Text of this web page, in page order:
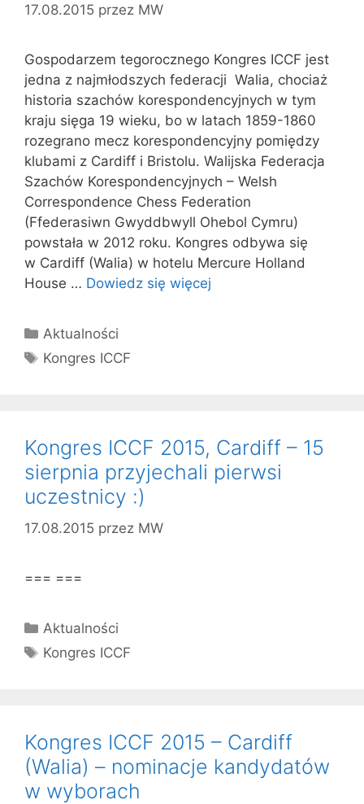
17.08.2015 przez MW
Gospodarzem tegorocznego Kongres ICCF jest
jedna z najmłodszych federacji Walia, chociaż
historia szachów korespondencyjnych w tym
kraju sięga 19 wieku, bo w latach 1859-1860
rozegrano mecz korespondencyjny pomiędzy
klubami z Cardiff i Bristolu. Walijska Federacja
Szachów Korespondencyjnych – Welsh
Correspondence Chess Federation
(Ffederasiwn Gwyddbwyll Ohebol Cymru)
powstała w 2012 roku. Kongres odbywa się
w Cardiff (Walia) w hotelu Mercure Holland
House … Dowiedz się więcej
Kategorie
Aktualności
Tagi
Kongres ICCF
Kongres ICCF 2015, Cardiff – 15
sierpnia przyjechali pierwsi
uczestnicy :)
17.08.2015 przez MW
=== ===
Kategorie
Aktualności
Tagi
Kongres ICCF
Kongres ICCF 2015 – Cardiff
(Walia) – nominacje kandydatów
w wyborach